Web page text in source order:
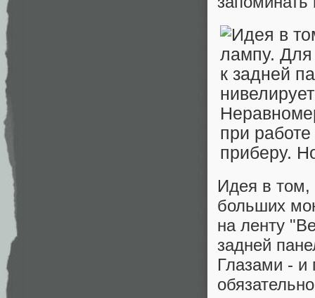
Идея в том,
больших
на ленту
задней
Глазами - и